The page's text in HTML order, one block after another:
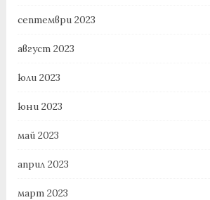
септември 2023
август 2023
юли 2023
юни 2023
май 2023
април 2023
март 2023